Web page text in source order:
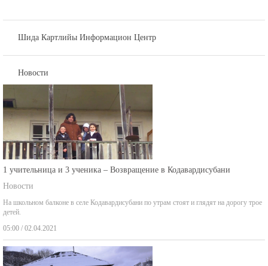
Шида Картлийы Информацион Центр
Новости
1 учительница и 3 ученика – Возвращение в Кодавардисубани
Новости
На школьном балконе в селе Кодавардисубани по утрам стоят и глядят на дорогу трое
детей.
05:00 / 02.04.2021